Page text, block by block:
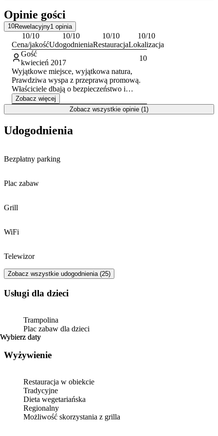
W cenę pobytu wliczony jest transport promem w godzinach 8:00–
22:00 oraz niestrzeżony parking na lądzie. W częściach wspólnych
obiektu zapewniono dostęp do sieci Wi-Fi. Część domków i
apartamentów wyposażona jest w aneksy kuchenne z płytą grzejną,
zmywarką i kuchenką mikrofalową. Obiekt akceptuje pobyt
zwierząt domowych po wcześniejszym uzgodnieniu.
Opinie gości
10Rewelacyjny1 opinia
10/10
Cena/jakość
10/10
Udogodnienia
10/10
Restauracja
10/10
Lokalizacja
Gość
kwiecień 2017
10
Wyjątkowe miejsce, wyjątkowa natura,
Prawdziwa wyspa z przeprawą promową.
Właściciele dbają o bezpieczeństwo i
spokój wczasowiczów. No i jedzenie
pychotka.... Wracamy w przyszłym roku.....
Zobacz więcej
Zobacz wszystkie opinie (1)
Wybierz daty
Wybierz daty
Udogodnienia
Bezpłatny parking
Plac zabaw
Grill
WiFi
Telewizor
Zobacz wszystkie udogodnienia (25)
usługi dla dzieci
Trampolina
Plac zabaw dla dzieci
Wyżywienie
Restauracja w obiekcie
Tradycyjne
Dieta wegetariańska
Regionalny
Możliwość skorzystania z grilla